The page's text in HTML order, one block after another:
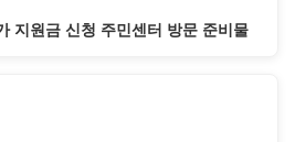
지원금 신청 주민센터 방문 준비물